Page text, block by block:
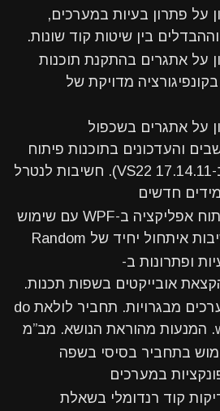
על פתרון בעיות במערכים,
בין שיטות קוד שונות.
על אתגרים בהתקנת תוכנות
מדויקת של
על אתגרים בשכפול
והעדכונים בתוכנות פיתוח
שונות (שיפורים ב-VS22 17.14.11). חשיבות לנטרל
פיתוח אפליקציה ב-WPF עם שימוש
ופתרונות ב-
מערכים מבגרויות. תחביר לולאת do
בתחביר בסיסי בשפה
במערכים
קוד רנדומלי בשאלת